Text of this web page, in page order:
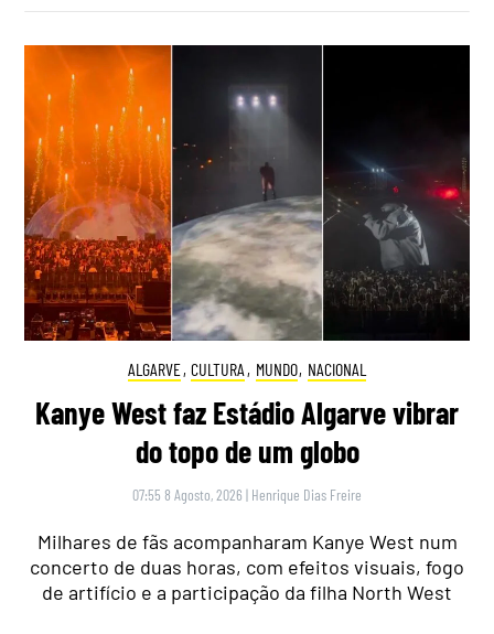
ALGARVE, CULTURA , MUNDO, NACIONAL
Kanye West faz Estádio Algarve vibrar
do topo de um globo
07:55 8 Agosto, 2026 | Henrique Dias Freire
Milhares de fãs acompanharam Kanye West num
concerto de duas horas, com efeitos visuais, fogo
de artifício e a participação da filha North West